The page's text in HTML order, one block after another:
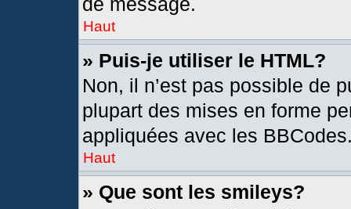
Haut
» Puis-je utiliser le HTML?
Non, il n’est pas possible de
plupart des mises en forme
appliquées avec les
Haut
» Que sont les smileys?